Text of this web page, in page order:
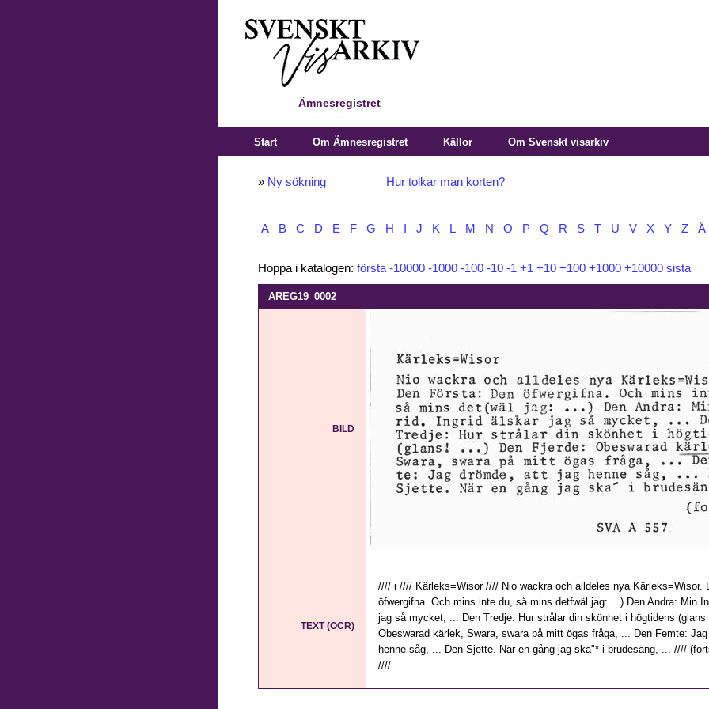
Ämnesregistret
Start Om Ämnesregistret Källor Om Svenskt visarkiv
» Ny sökning Hur tolkar man korten?
A B C D E F G H J K L M N O P Q R S T U V X Y Z Å
Hoppa i katalogen: första -10000 -1000 -100 -10 -1 +1 +10 +100 +1000 +10000 sista
AREG19_0002
BILD
TEXT (OCR)
//// i //// Kärleks=Wisor //// Nio wackra och alldeles nya Kärleks=Wisor.
öfwergifna. Och mins inte du, så mins detfwäl jag: ...) Den Andra: Min
jag så mycket, ... Den Tredje: Hur strålar din skönhet i högtidens
Obeswarad kärlek, Swara, swara på mitt ögas fråga, ... Den Femte:
henne såg, ... Den Sjette. När en gång jag ska"* i brudesäng, ... ////
////